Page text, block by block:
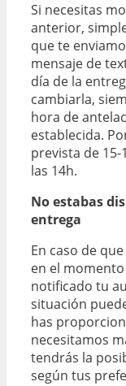
Si necesitas
anterior,
que te
mensaje de
día de la
cambiarla,
hora de
establecida.
prevista de
las 14h.
No estabas
entrega
En caso de
en el
notificado tu
situación
has
necesitamos
tendrás la
según tus